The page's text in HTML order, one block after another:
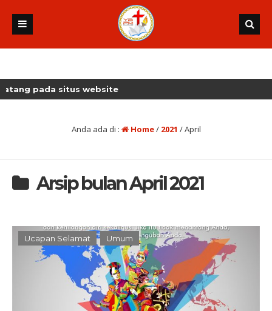
website
Anda ada di : Home/ 2021 /April
Arsip bulan April 2021
Ucapan Selamat Umum